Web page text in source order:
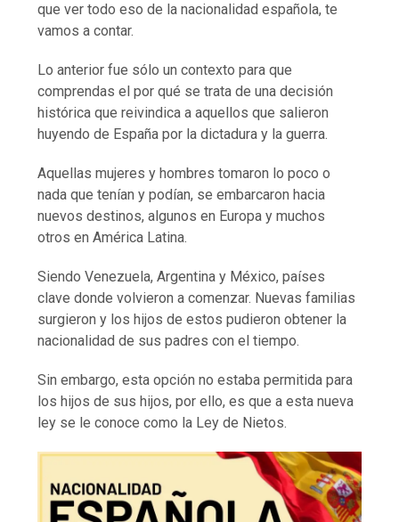
que ver todo eso de la nacionalidad española, te
vamos a contar.
Lo anterior fue sólo un contexto para que
comprendas el por qué se trata de una decisión
histórica que reivindica a aquellos que salieron
huyendo de España por la dictadura y la guerra.
Aquellas mujeres y hombres tomaron lo poco o
nada que tenían y podían, se embarcaron hacia
nuevos destinos, algunos en Europa y muchos
otros en América Latina.
Siendo Venezuela, Argentina y México, países
clave donde volvieron a comenzar. Nuevas familias
surgieron y los hijos de estos pudieron obtener la
nacionalidad de sus padres con el tiempo.
Sin embargo, esta opción no estaba permitida para
los hijos de sus hijos, por ello, es que a esta nueva
ley se le conoce como la Ley de Nietos.